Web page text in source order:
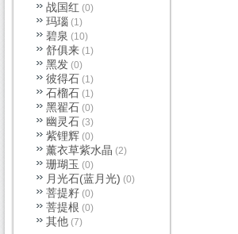
战国红 (0)
玛瑙 (1)
碧泉 (10)
舒俱来 (1)
黑发 (0)
彼得石 (1)
石榴石 (1)
黑翟石 (0)
幽灵石 (3)
紫锂辉 (0)
薰衣草紫水晶 (2)
珊瑚玉 (0)
月光石(蓝月光) (0)
菩提籽 (0)
菩提根 (0)
其他 (7)